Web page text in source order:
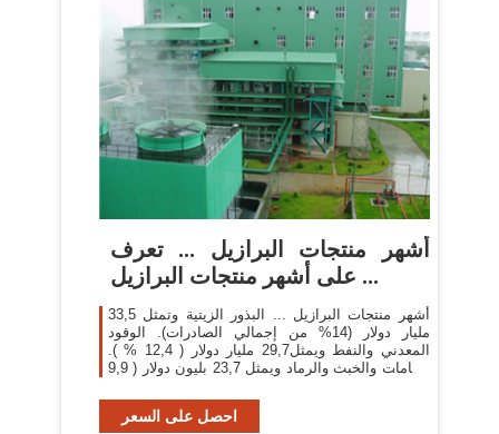
أشهر منتجات البرازيل ... تعرف
على أشهر منتجات البرازيل ...
أشهر منتجات البرازيل ... البذور الزيتية وتمثل 33,5
مليار دولار (14% من إجمالي الصادرات). الوقود
المعدني والنفط ويمثل29,7 مليار دولار ( 12,4 % ).
الخامات والخبث والرماد ويمثل 23,7 بليون دولار ( 9,9
احصل على السعر